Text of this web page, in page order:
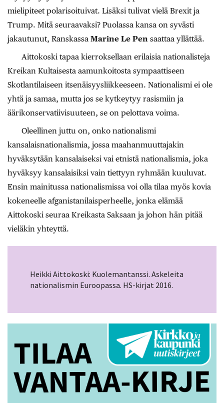
mielipiteet polarisoituivat. Lisäksi tulivat vielä Brexit ja
Trump. Mitä seuraavaksi? Puolassa kansa on syvästi
jakautunut, Ranskassa Marine Le Pen saattaa yllättää.
Aittokoski tapaa kierroksellaan erilaisia nationalisteja
Kreikan Kultaisesta aamunkoitosta sympaattiseen
Skotlantilaiseen itsenäisyysliikkeeseen. Nationalismi ei ole
yhtä ja samaa, mutta jos se kytkeytyy rasismiin ja
äärikonservatiivisuuteen, se on pelottava voima.
Oleellinen juttu on, onko nationalismi
kansalaisnationalismia, jossa maahanmuuttajakin
hyväksytään kansalaiseksi vai etnistä nationalismia, joka
hyväksyy kansalaisiksi vain tiettyyn ryhmään kuuluvat.
Ensin mainitussa nationalismissa voi olla tilaa myös kovia
kokeneelle afganistanilaisperheelle, jonka elämää
Aittokoski seuraa Kreikasta Saksaan ja johon hän pitää
vieläkin yhteyttä.
Heikki Aittokoski: Kuolemantanssi. Askeleita
nationalismin Euroopassa. HS-kirjat 2016.